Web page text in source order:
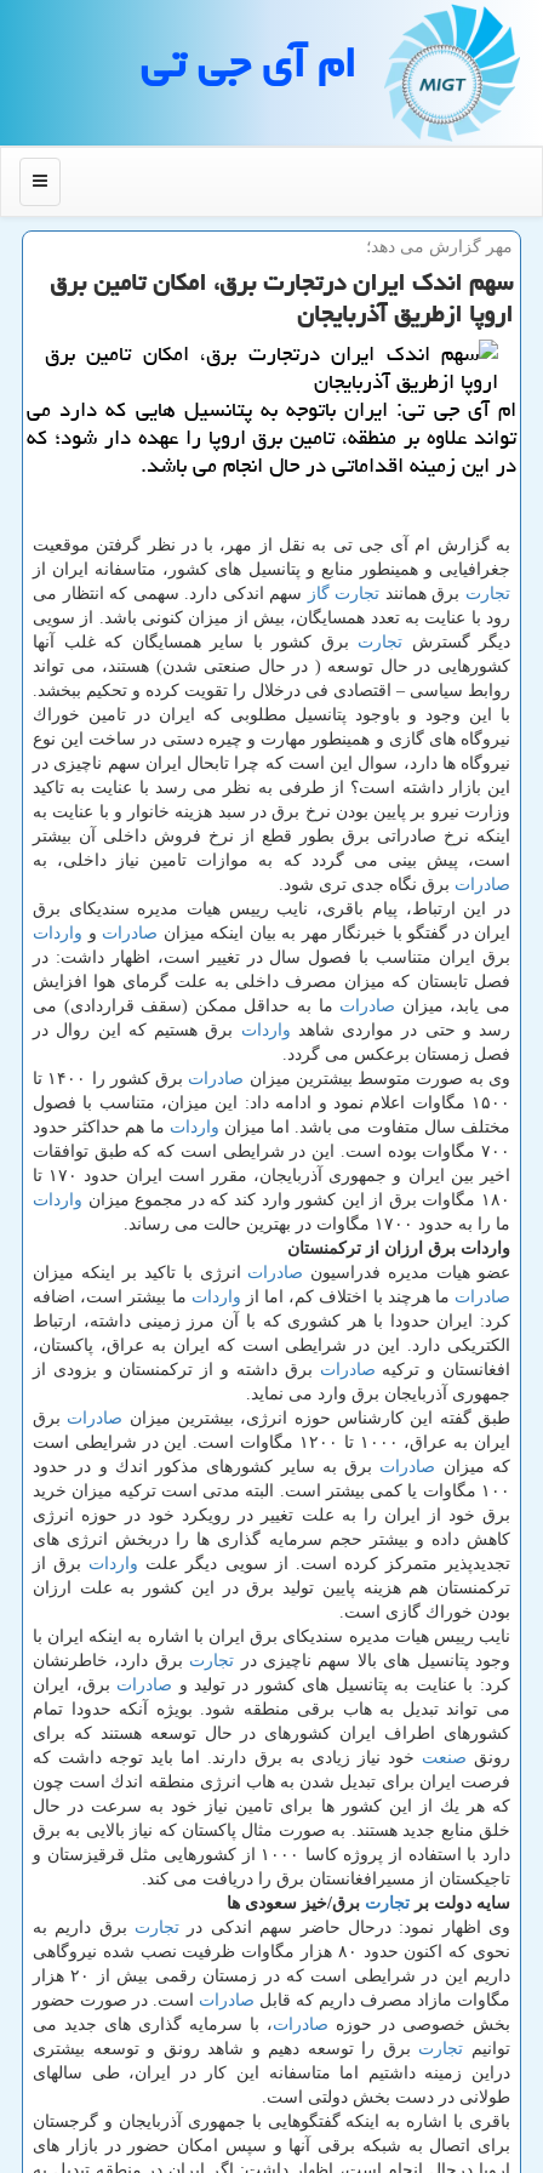
ام آی جی تی
منو
مهر گزارش می دهد؛
سهم اندك ایران درتجارت برق، امكان تامین برق
اروپا ازطریق آذربایجان
ام آی جی تی: ایران باتوجه به پتانسیل هایی كه دارد می
تواند علاوه بر منطقه، تامین برق اروپا را عهده دار شود؛ كه
در این زمینه اقداماتی در حال انجام می باشد.
به گزارش ام آی جی تی به نقل از مهر، با در نظر گرفتن موقعیت
جغرافیایی و همینطور منابع و پتانسیل های كشور، متاسفانه ایران از
تجارت برق همانند تجارت گاز
سهم اندكی دارد. سهمی كه انتظار می
رود با عنایت به تعدد همسایگان، بیش از میزان كنونی باشد. از سویی
دیگر گسترش تجارت برق كشور با سایر همسایگان كه غلب آنها
كشورهایی در حال توسعه ( در حال صنعتی شدن) هستند، می تواند
روابط سیاسی – اقتصادی فی درخلال را تقویت كرده و تحكیم ببخشد.
با این وجود و باوجود پتانسیل مطلوبی كه ایران در تامین خوراك
نیروگاه های گازی و همینطور مهارت و چیره دستی در ساخت این نوع
نیروگاه ها دارد، سوال این است كه چرا تابحال ایران سهم ناچیزی در
این بازار داشته است؟ از طرفی به نظر می رسد با عنایت به تاكید
وزارت نیرو بر پایین بودن نرخ برق در سبد هزینه خانوار و با عنایت به
اینكه نرخ صادراتی برق بطور قطع از نرخ فروش داخلی آن بیشتر
است، پیش بینی می گردد كه به موازات تامین نیاز داخلی، به
صادرات برق نگاه جدی تری شود.
در این ارتباط، پیام باقری، نایب رییس هیات مدیره سندیكای برق
ایران در گفتگو با خبرنگار مهر به بیان اینكه میزان صادرات و واردات
برق ایران متناسب با فصول سال در تغییر است، اظهار داشت: در
فصل تابستان كه میزان مصرف داخلی به علت گرمای هوا افزایش
می یابد، میزان صادرات ما به حداقل ممكن (سقف قراردادی) می
رسد و حتی در مواردی شاهد واردات برق هستیم كه این روال در
فصل زمستان برعكس می گردد.
وی به صورت متوسط بیشترین میزان صادرات
برق كشور را ۱۴۰۰ تا
۱۵۰۰ مگاوات اعلام نمود و ادامه داد: این میزان، متناسب با فصول
مختلف سال متفاوت می باشد. اما میزان واردات ما هم حداكثر حدود
۷۰۰ مگاوات بوده است. این در شرایطی است كه كه طبق توافقات
اخیر بین ایران و جمهوری آذربایجان، مقرر است ایران حدود ۱۷۰ تا
۱۸۰ مگاوات برق از این كشور وارد كند كه در مجموع میزان
واردات
ما را به حدود ۱۷۰۰ مگاوات در بهترین حالت می رساند.
واردات برق ارزان از تركمنستان
عضو هیات مدیره فدراسیون صادرات انرژی با تاكید بر اینكه میزان
صادرات ما هرچند با اختلاف كم، اما از واردات ما بیشتر است، اضافه
كرد: ایران حدودا با هر كشوری كه با آن مرز زمینی داشته، ارتباط
الكتریكی دارد. این در شرایطی است كه ایران به عراق، پاكستان،
افغانستان و تركیه صادرات برق داشته و از تركمنستان و بزودی از
جمهوری آذربایجان برق وارد می نماید.
طبق گفته این كارشناس حوزه انرژی، بیشترین میزان صادرات برق
ایران به عراق، ۱۰۰۰ تا ۱۲۰۰ مگاوات است. این در شرایطی است
كه میزان صادرات برق به سایر كشورهای مذكور اندك و در حدود
۱۰۰ مگاوات یا كمی بیشتر است. البته مدتی است تركیه میزان خرید
برق خود از ایران را به علت تغییر در رویكرد خود در حوزه انرژی
كاهش داده و بیشتر حجم سرمایه گذاری ها را دربخش انرژی های
تجدیدپذیر متمركز كرده است. از سویی دیگر علت واردات برق از
تركمنستان هم هزینه پایین تولید برق در این كشور به علت ارزان
بودن خوراك گازی است.
نایب رییس هیات مدیره سندیكای برق ایران با اشاره به اینكه ایران با
وجود پتانسیل های بالا سهم ناچیزی در تجارت برق دارد، خاطرنشان
كرد: با عنایت به پتانسیل های كشور در تولید و صادرات برق، ایران
می تواند تبدیل به هاب برقی منطقه شود. بویژه آنكه حدودا تمام
كشورهای اطراف ایران كشورهای در حال توسعه هستند كه برای
رونق صنعت خود نیاز زیادی به برق دارند. اما باید توجه داشت كه
فرصت ایران برای تبدیل شدن به هاب انرژی منطقه اندك است چون
كه هر یك از این كشور ها برای تامین نیاز خود به سرعت در حال
خلق منابع جدید هستند. به صورت مثال پاكستان كه نیاز بالایی به برق
دارد با استفاده از پروژه كاسا ۱۰۰۰ از كشورهایی مثل قرقیزستان و
تاجیكستان از مسیرافغانستان برق را دریافت می كند.
سایه دولت بر تجارت برق/خیز سعودی ها
وی اظهار نمود: درحال حاضر سهم اندكی در تجارت برق داریم به
نحوی كه اكنون حدود ۸۰ هزار مگاوات ظرفیت نصب شده نیروگاهی
داریم این در شرایطی است كه در زمستان رقمی بیش از ۲۰ هزار
مگاوات مازاد مصرف داریم كه قابل صادرات است. در صورت حضور
بخش خصوصی در حوزه صادرات، با سرمایه گذاری های جدید می
توانیم تجارت برق را توسعه دهیم و شاهد رونق و توسعه بیشتری
دراین زمینه داشتیم اما متاسفانه این كار در ایران، طی سالهای
طولانی در دست بخش دولتی است.
باقری با اشاره به اینكه گفتگوهایی با جمهوری آذربایجان و گرجستان
برای اتصال به شبكه برقی آنها و سپس امكان حضور در بازار های